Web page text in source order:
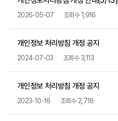
2026-05-07 조회수 1,916
개인정보 처리방침 개정 공지
2024-07-03 조회수 3,113
개인정보 처리방침 개정 공지
2023-10-16 조회수 2,718